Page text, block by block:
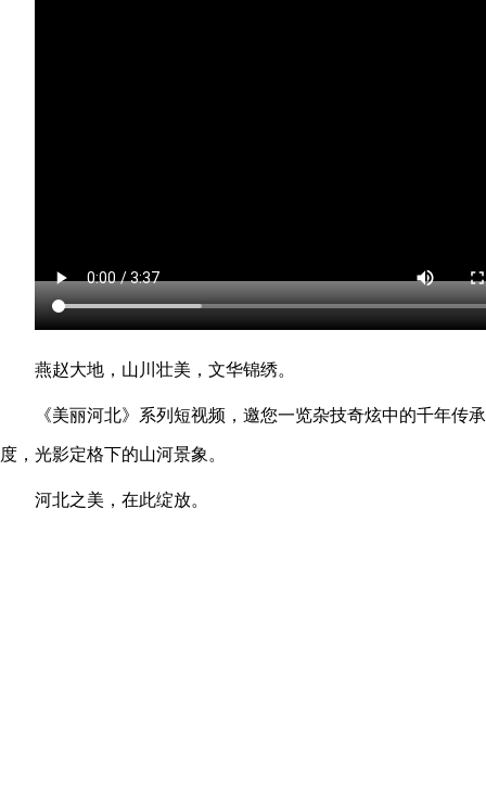
燕赵大地，山川壮美，文华锦绣。
《美丽河北》系列短视频，邀您一览杂技奇炫中的千年传
度，光影定格下的山河景象。
河北之美，在此绽放。